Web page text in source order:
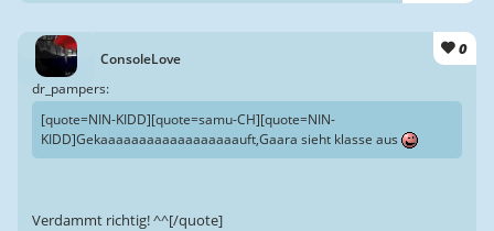
ConsoleLove
0
dr_pampers:
[quote=NIN-KIDD][quote=samu-CH][quote=NIN-
KIDD]Gekaaaaaaaaaaaaaaaaaauft,Gaara sieht klasse aus
Verdammt richtig! ^^[/quote]